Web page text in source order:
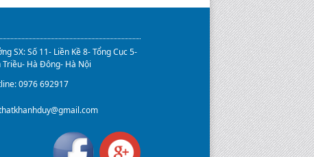
SX: Số 11- Liền Kề 8- Tổng Cục 5-
Triều- Hà Đông- Hà Nội
0976 692917